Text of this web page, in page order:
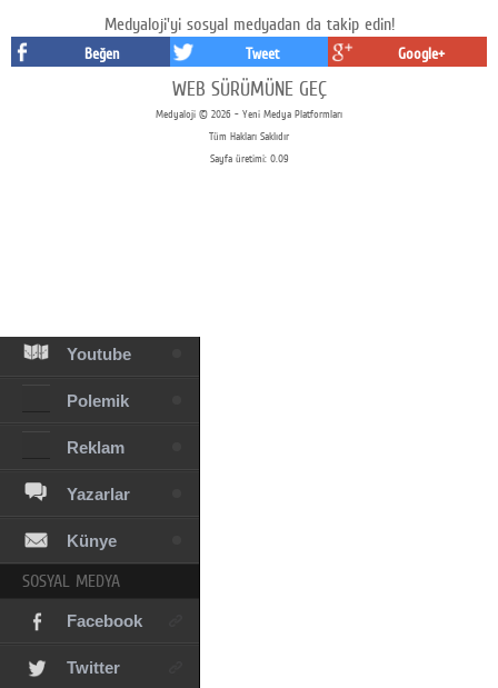
Teknoloji
Youtube
Polemik
Reklam
Yazarlar
Künye
SOSYAL MEDYA
Facebook
Twitter
Medyaloji'yi sosyal medyadan da takip edin!
Beğen Tweet Google+
WEB SÜRÜMÜNE GEÇ
Medyaloji © 2026 - Yeni Medya Platformları
Tüm Hakları Saklıdır
Sayfa üretimi: 0.09